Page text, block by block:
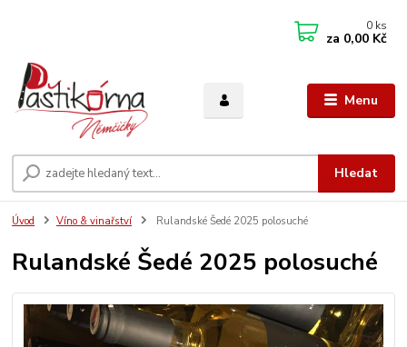
Menu
Hledat
0 ks
za 0,00 Kč
Úvod Víno & vinařství Rulandské Šedé 2025 polosuché
Rulandské Šedé 2025 polosuché